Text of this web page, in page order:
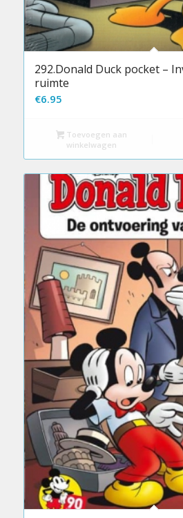
292.Donald Duck pocket –
ruimte
€6.95
Toevoegen aan
winkelwagen